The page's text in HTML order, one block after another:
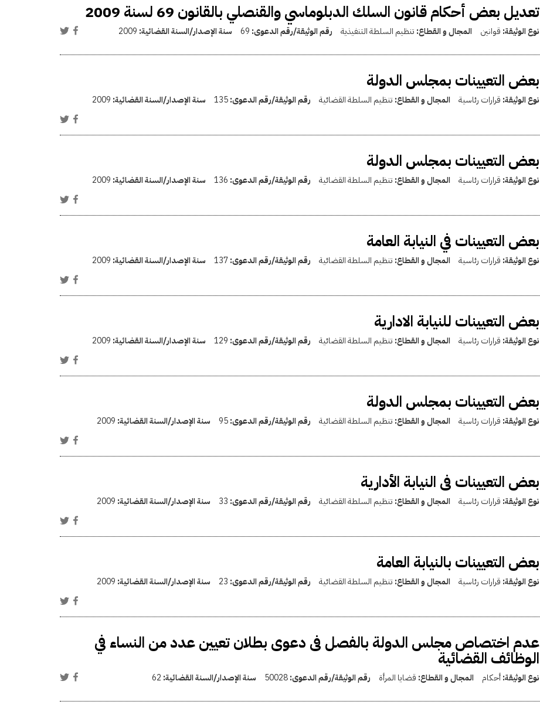
تعديل بعض أحكام قانون السلك الدبلوماسي والقنصلي بالقانون 69 لسنة 2009
نوع الوثيقة: قوانين المجال و القطاع: تنظيم السلطة التنفيذية رقم الوثيقة/رقم الدعوى: 69 سنة الإصدار/السنة القضائية: 2009
بعض التعيينات بمجلس الدولة
نوع الوثيقة: قرارات رئاسية المجال و القطاع: تنظيم السلطة القضائية رقم الوثيقة/رقم الدعوى:135 سنة الإصدار/السنة القضائية: 2009
بعض التعيينات بمجلس الدولة
نوع الوثيقة: قرارات رئاسية المجال و القطاع: تنظيم السلطة القضائية رقم الوثيقة/رقم الدعوى: 136 سنة الإصدار/السنة القضائية: 2009
بعض التعيينات في النيابة العامة
نوع الوثيقة: قرارات رئاسية المجال و القطاع: تنظيم السلطة القضائية رقم الوثيقة/رقم الدعوى:137 سنة الإصدار/السنة القضائية: 2009
بعض التعيينات للنيابة الادارية
نوع الوثيقة: قرارات رئاسية المجال و القطاع: تنظيم السلطة القضائية رقم الوثيقة/رقم الدعوى: 129 سنة الإصدار/السنة القضائية: 2009
بعض التعيينات بمجلس الدولة
نوع الوثيقة: قرارات رئاسية المجال و القطاع: تنظيم السلطة القضائية رقم الوثيقة/رقم الدعوى:95 سنة الإصدار/السنة القضائية: 2009
بعض التعيينات فى النيابة الأدارية
نوع الوثيقة: قرارات رئاسية المجال و القطاع: تنظيم السلطة القضائية رقم الوثيقة/رقم الدعوى: 33 سنة الإصدار/السنة القضائية: 2009
بعض التعيينات بالنيابة العامة
نوع الوثيقة: قرارات رئاسية المجال و القطاع: تنظيم السلطة القضائية رقم الوثيقة/رقم الدعوى: 23 سنة الإصدار/السنة القضائية: 2009
عدم اختصاص مجلس الدولة بالفصل فى دعوى بطلان تعيين عدد من النساء في
الوظائف القضائية
نوع الوثيقة:أحكام المجال و القطاع: قضايا المرأة رقم الوثيقة/رقم الدعوى:50028 سنة الإصدار/السنة القضائية: 62